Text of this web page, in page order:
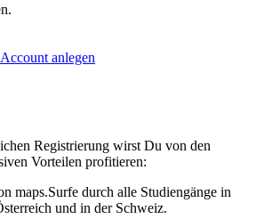
Account anlegen
Registrierung wirst Du von den
Vorteilen profitieren:
Surfe durch alle Studiengänge in
und in der Schweiz.